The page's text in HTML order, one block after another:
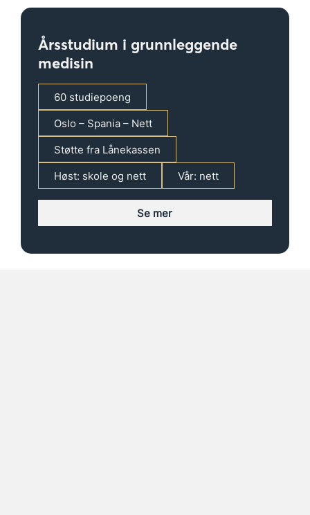
Årsstudium i grunnleggende
medisin
60 studiepoeng
Oslo – Spania – Nett
Støtte fra Lånekassen
Høst: skole og nett
Vår: nett
Se mer